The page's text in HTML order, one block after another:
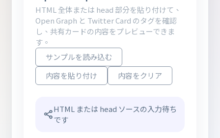
HTML 全体または head 部分を貼り付けて、
Open Graph と Twitter Card のタグを確認
し、共有カードの内容をプレビューできま
す。
サンプルを読み込む
内容を貼り付け
内容をクリア
HTML または head ソースの入力待ち
です